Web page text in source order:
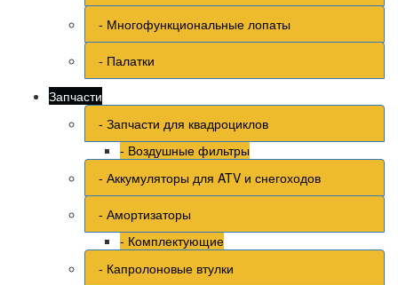
- Многофункциональные лопаты
- Палатки
Запчасти
- Запчасти для квадроциклов
- Воздушные фильтры
- Аккумуляторы для ATV и снегоходов
- Амортизаторы
- Комплектующие
- Капролоновые втулки